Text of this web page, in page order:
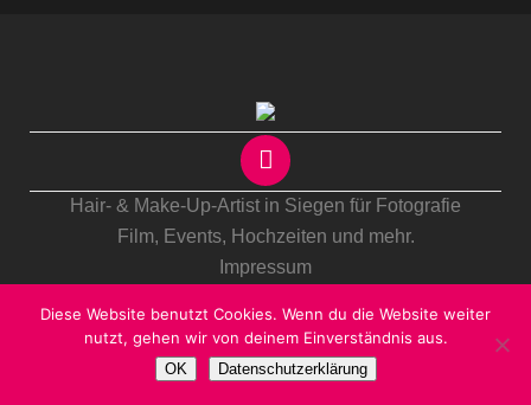
Hair- & Make-Up-Artist in Siegen für Fotografie
Film, Events, Hochzeiten und mehr.
Impressum
Diese Website benutzt Cookies. Wenn du die Website weiter
nutzt, gehen wir von deinem Einverständnis aus.
OK Datenschutzerklärung